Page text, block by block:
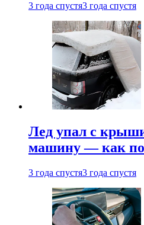
3 года спустя3 года спустя
Лед упал с
машину — как
3 года спустя3 года спустя